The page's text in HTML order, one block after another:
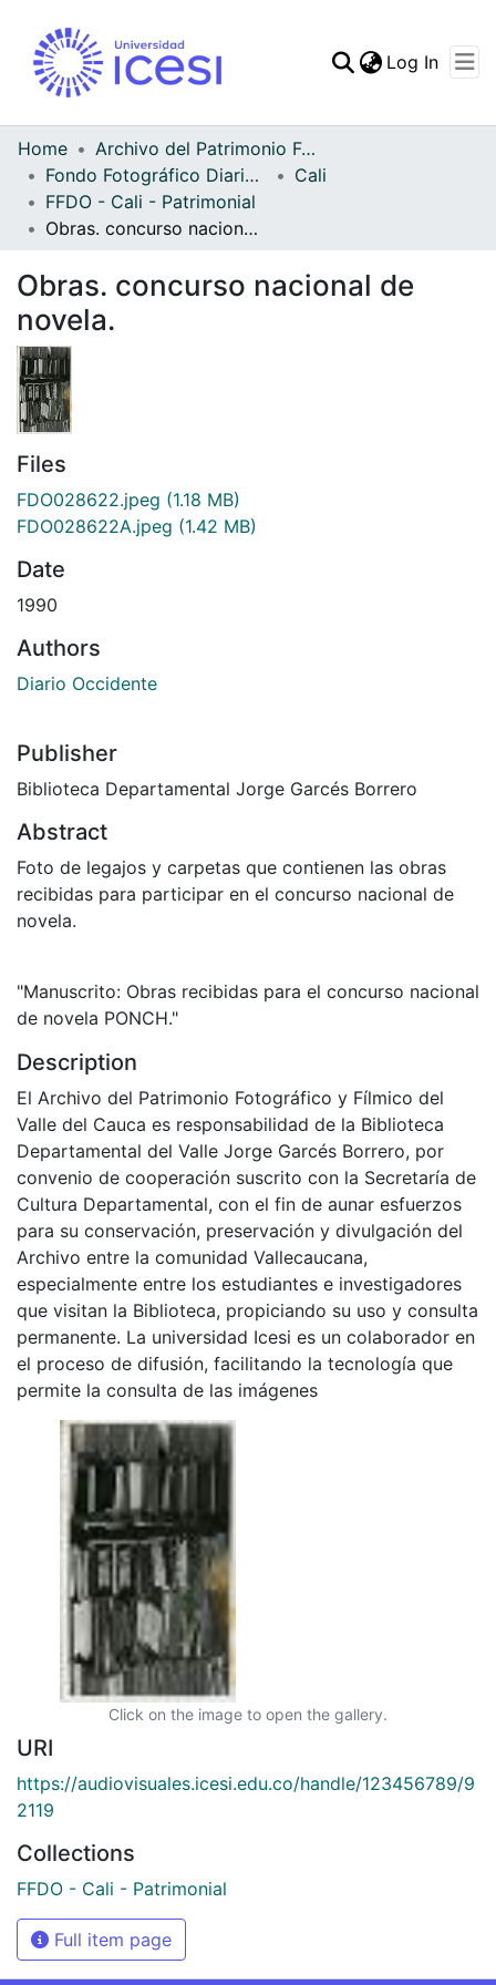
Statistics
Log In
Home
Archivo del Patrimonio Fotográfico y Fílmico del Valle del Cauca
Fondo Fotográfico Diario Occidente
Cali
FFDO - Cali - Patrimonial
Obras. concurso nacional de novela.
Obras. concurso nacional de
novela.
Files
FDO028622.jpeg (1.18 MB)
FDO028622A.jpeg (1.42 MB)
Date
1990
Authors
Diario Occidente
Publisher
Biblioteca Departamental Jorge Garcés Borrero
Abstract
Foto de legajos y carpetas que contienen las obras
recibidas para participar en el concurso nacional de
novela.
"Manuscrito: Obras recibidas para el concurso nacional
de novela PONCH."
Description
El Archivo del Patrimonio Fotográfico y Fílmico del
Valle del Cauca es responsabilidad de la Biblioteca
Departamental del Valle Jorge Garcés Borrero, por
convenio de cooperación suscrito con la Secretaría de
Cultura Departamental, con el fin de aunar esfuerzos
para su conservación, preservación y divulgación del
Archivo entre la comunidad Vallecaucana,
especialmente entre los estudiantes e investigadores
que visitan la Biblioteca, propiciando su uso y consulta
permanente. La universidad Icesi es un colaborador en
el proceso de difusión, facilitando la tecnología que
permite la consulta de las imágenes
Click on the image to open the gallery.
URI
https://audiovisuales.icesi.edu.co/handle/123456789/9
2119
Collections
FFDO - Cali - Patrimonial
Full item page